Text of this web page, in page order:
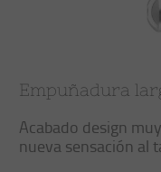
Empuñadura
Acabado design
nueva sensación al